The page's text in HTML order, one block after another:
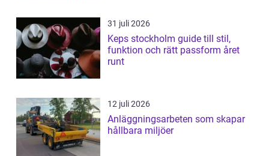
31 juli 2026
Keps stockholm guide till stil,
funktion och rätt passform året
runt
12 juli 2026
Anläggningsarbeten som skapar
hållbara miljöer